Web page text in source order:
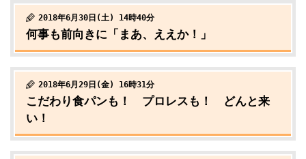
2018年6月30日(土) 14時40分
何事も前向きに「まあ、ええか！」
2018年6月29日(金) 16時31分
こだわり食パンも！ プロレスも！ どんと来
い！